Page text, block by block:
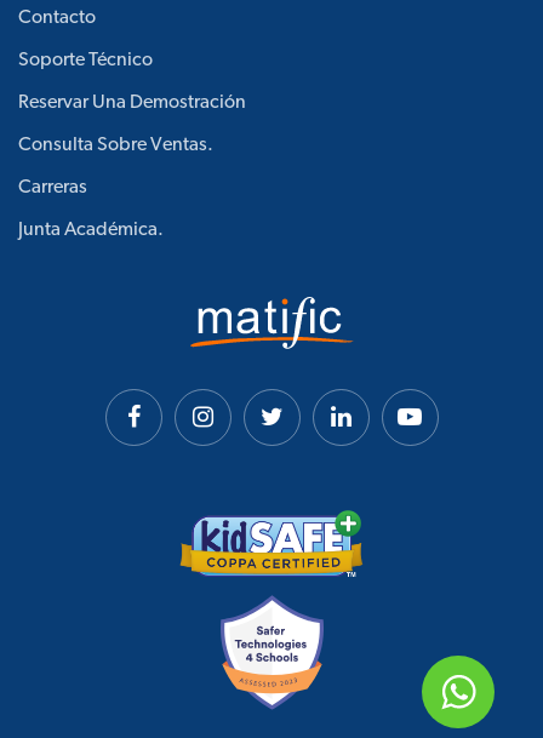
Contacto
Soporte Técnico
Reservar Una Demostración
Consulta Sobre Ventas.
Carreras
Junta Académica.